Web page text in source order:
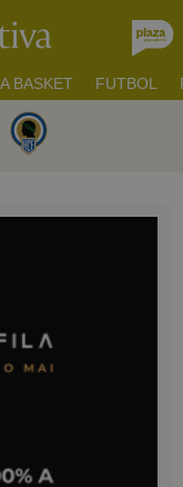
BASKET FUTBOL